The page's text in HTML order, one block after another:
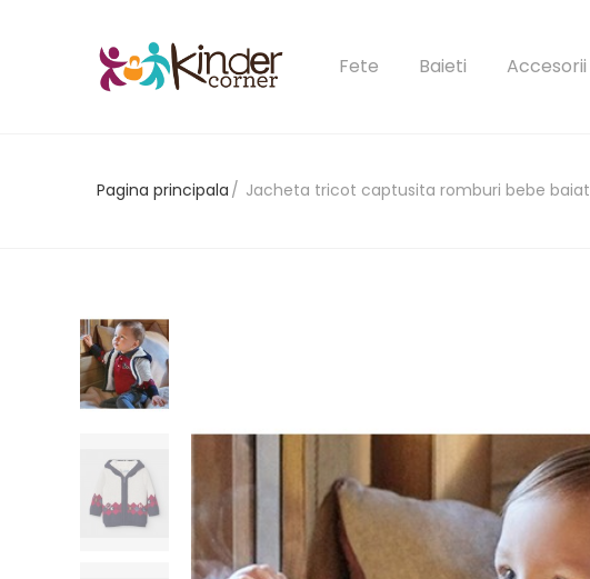
Fete Baieti Accesorii
Pagina principala Jacheta tricot captusita romburi bebe baiat